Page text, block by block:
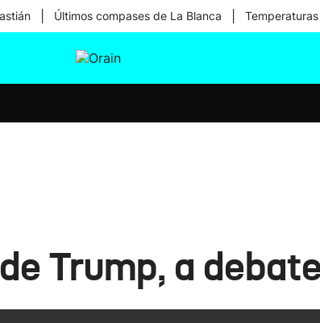
Últimos compases de La Blanca
Trump, a